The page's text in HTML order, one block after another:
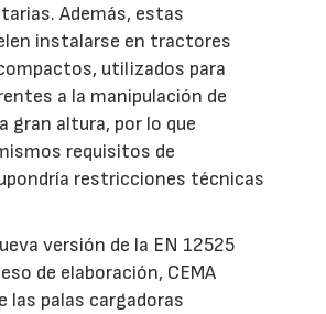
Además, estas
instalarse en tractores
utilizados para
a la manipulación de
gran altura, por lo que
requisitos de
restricciones técnicas
versión de la EN 12525
de elaboración, CEMA
las palas cargadoras